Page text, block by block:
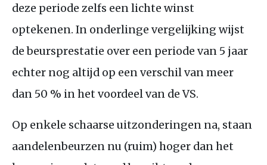
deze periode zelfs een lichte winst
optekenen. In onderlinge vergelijking wijst
de beursprestatie over een periode van 5 jaar
echter nog altijd op een verschil van meer
dan 50 % in het voordeel van deVS.
Op enkele schaarse uitzonderingen na, staan
aandelenbeurzen nu (ruim) hoger dan het